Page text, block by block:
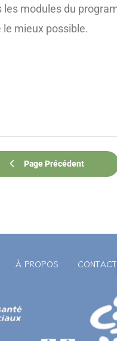
les modules du
le mieux possible.
Page Précédent
À PROPOS CONTACT